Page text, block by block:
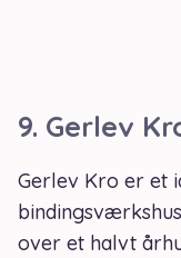
9. Gerlev
Gerlev Kro er et
over et halvt